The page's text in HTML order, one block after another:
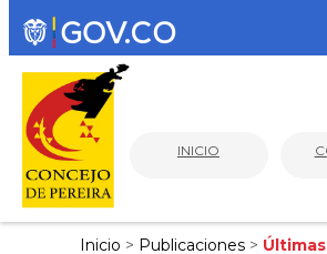
INICIO
Inicio > Publicaciones >